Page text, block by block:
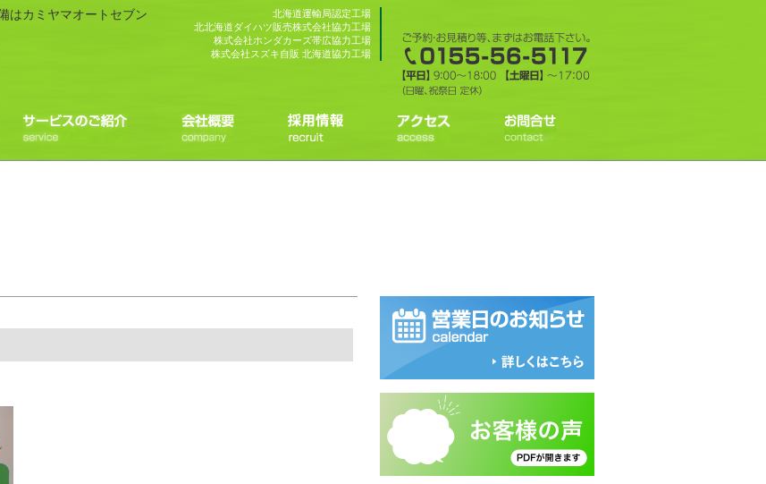
はカミヤマオートセブン
北海道運輸局認定工場
北北海道ダイハツ販売株式会社協力工場
株式会社ホンダカーズ帯広協力工場
株式会社スズキ自販 北海道協力工場